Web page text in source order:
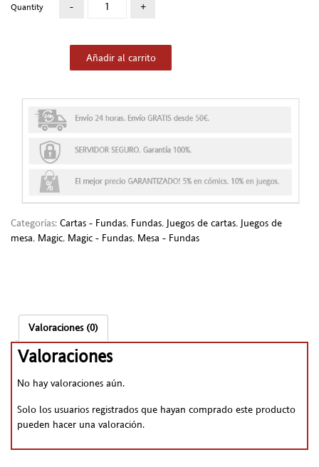
Quantity
Añadir al carrito
Categorías: Cartas - Fundas, Fundas, Juegos de cartas, Juegos de
mesa, Magic, Magic - Fundas, Mesa - Fundas
Valoraciones (0)
Valoraciones
No hay valoraciones aún.
Solo los usuarios registrados que hayan comprado este producto
pueden hacer una valoración.